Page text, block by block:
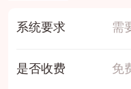
系统要求 需
是否收费 免